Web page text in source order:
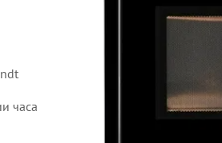
часа